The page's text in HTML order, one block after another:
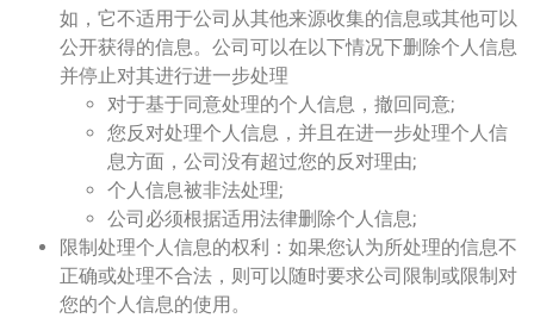
如，它不适用于公司从其他来源收集的信息或其他可以
公开获得的信息。公司可以在以下情况下删除个人信息
并停止对其进行进一步处理
对于基于同意处理的个人信息，撤回同意;
您反对处理个人信息，并且在进一步处理个人信
息方面，公司没有超过您的反对理由;
个人信息被非法处理;
公司必须根据适用法律删除个人信息;
限制处理个人信息的权利：如果您认为所处理的信息不
正确或处理不合法，则可以随时要求公司限制或限制对
您的个人信息的使用。